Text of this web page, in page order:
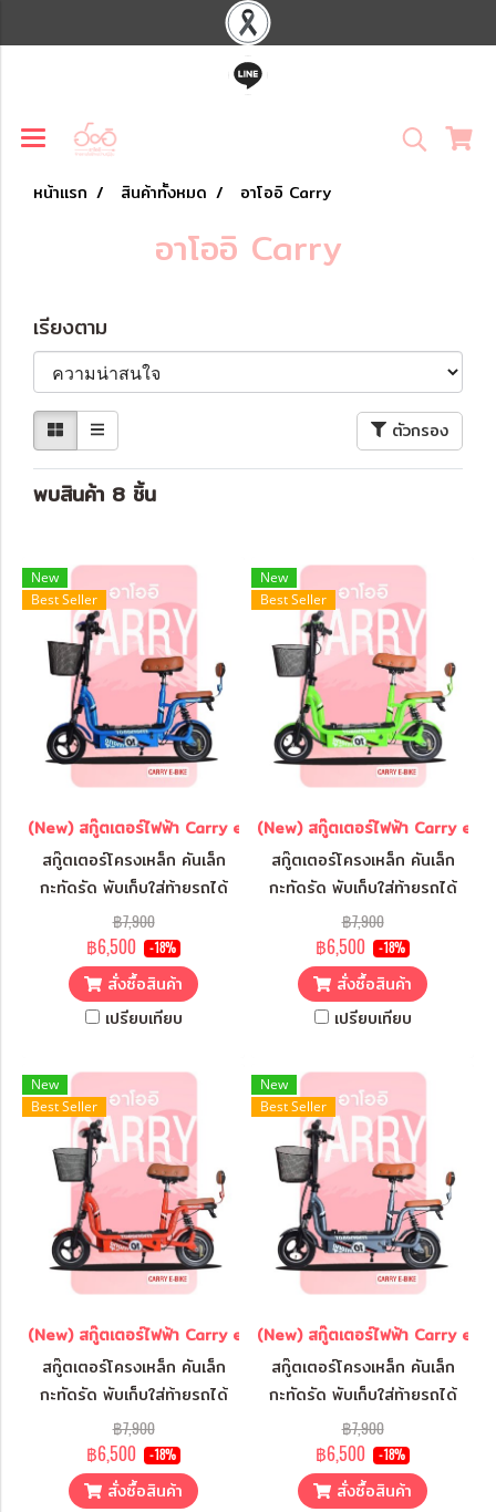
หน้าแรก สินค้าทั้งหมด อาโออิ Carry
อาโออิ Carry
เรียงตาม
ตัวกรอง
พบสินค้า 8 ชิ้น
New
Best Seller
(New) สกู๊ตเตอร์ไฟฟ้า Carry ebike สีน้ำเงิน
สกู๊ตเตอร์โครงเหล็ก คันเล็ก
กะทัดรัด พับเก็บใส่ท้ายรถได้
สบาย พกพาไปได้ทุกที่
฿7,900
฿6,500 -18%
สั่งซื้อสินค้า
เปรียบเทียบ
New
Best Seller
(New) สกู๊ตเตอร์ไฟฟ้า Carry
สกู๊ตเตอร์โครงเหล็ก คันเล็ก
กะทัดรัด พับเก็บใส่ท้ายรถได้
สบาย พกพาไปได้ทุกที่
฿7,900
฿6,500 -18%
สั่งซื้อสินค้า
เปรียบเทียบ
New
Best Seller
(New) สกู๊ตเตอร์ไฟฟ้า Carry ebike สีแดง
สกู๊ตเตอร์โครงเหล็ก คันเล็ก
กะทัดรัด พับเก็บใส่ท้ายรถได้
สบาย พกพาไปได้ทุกที่
฿7,900
฿6,500 -18%
สั่งซื้อสินค้า
New
Best Seller
(New) สกู๊ตเตอร์ไฟฟ้า Carry
สกู๊ตเตอร์โครงเหล็ก คันเล็ก
กะทัดรัด พับเก็บใส่ท้ายรถได้
สบาย พกพาไปได้ทุกที่
฿7,900
฿6,500 -18%
สั่งซื้อสินค้า